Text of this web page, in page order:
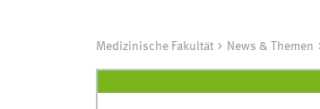
Medizinische Fakultät News & Themen